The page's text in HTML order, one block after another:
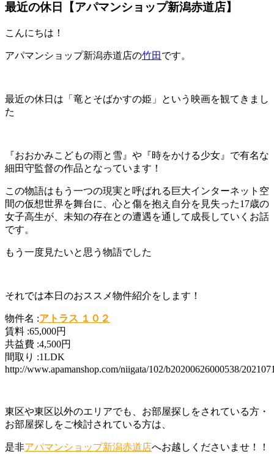
最近の休日【アパマンショップ新潟赤道店】
こんにちは！
アパマンショップ新潟赤道店の竹田 です。
最近の休日は「竜とそばかすの姫」という映画を観てきまし
た
『おおかみこどもの雨と雪』や『時をかける少女』で有名な
細田守監督の作品となっています！
この物語はもう一つの現実と呼ばれる巨大インターネット空
間の仮想世界を舞台に、心と傷を抱え自分を見失った17歳の
女子高生が、未知の存在との遭遇を通して成長していくお話
です。
もう一度見たいと思う物語でした
それでは本日のおススメ物件紹介をします！
物件名 :アトラス １０２
賃料 :65,000円
共益費 :4,500円
間取り :1LDK
http://www.apamanshop.com/niigata/102/b20200626000538/
東区や東区以外のエリアでも、お部屋探しをされている方・
お部屋探しをご検討されている方は、
是非アパマンショップ新潟赤道店へお越しくださいませ！！